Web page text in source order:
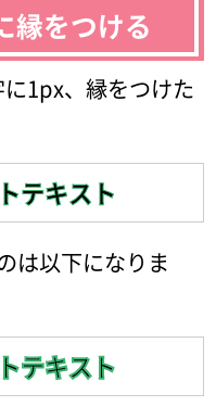
をつける
1px、縁をつけた
テキスト
は以下になりま
テキスト